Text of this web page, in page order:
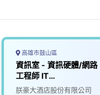
高雄市鼓山區
資訊室 - 資訊硬體/網路
工程師 IT
Hardware/Internet
朕豪大酒店股份有限公司